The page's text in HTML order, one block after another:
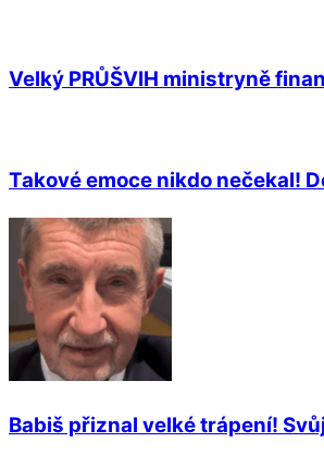
Velký PRŮŠVIH ministryně
Takové emoce nikdo nečekal!
Babiš přiznal velké trápení!